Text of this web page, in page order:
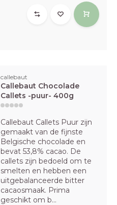
callebaut
Callebaut Chocolade
Callets -puur- 400g
Callebaut Callets Puur zijn
gemaakt van de fijnste
Belgische chocolade en
bevat 53,8% cacao. De
callets zijn bedoeld om te
smelten en hebben een
uitgebalanceerde bitter
cacaosmaak. Prima
geschikt om b...